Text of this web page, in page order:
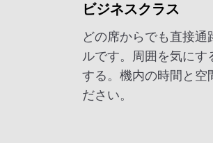
ビジネスクラス
どの席からでも直接
ルです。周囲を気に
する。機内の時間と空
ださい。